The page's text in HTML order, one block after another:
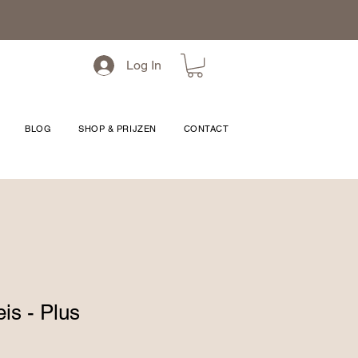
BLOG SHOP & PRIJZEN CONTACT
Log In
- Plus